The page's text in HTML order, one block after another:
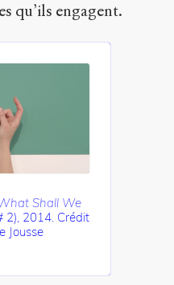
qu’ils engagent.
Shall We
2), 2014. Crédit
Jousse